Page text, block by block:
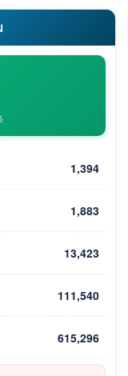
1,394
1,883
13,423
111,540
615,296